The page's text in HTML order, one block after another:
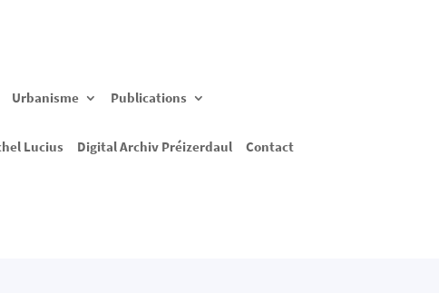
Urbanisme Publications
Lucius Digital Archiv Préizerdaul Contact